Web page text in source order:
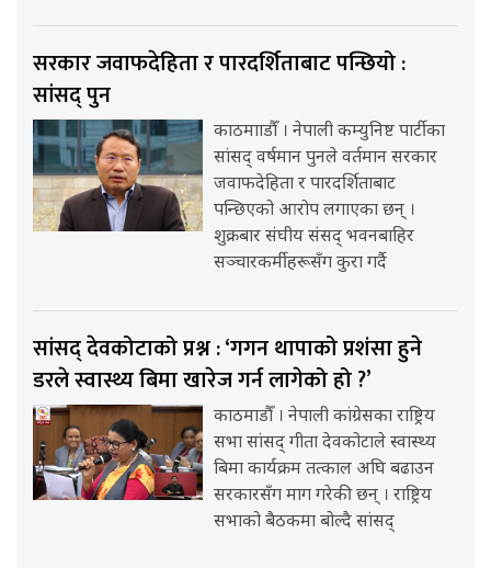
सरकार जवाफदेहिता र पारदर्शिताबाट पन्छियो :
सांसद् पुन
काठमााडौँ । नेपाली कम्युनिष्ट पार्टीका
सांसद् वर्षमान पुनले वर्तमान सरकार
जवाफदेहिता र पारदर्शिताबाट
पन्छिएको आरोप लगाएका छन् ।
शुक्रबार संघीय संसद् भवनबाहिर
सञ्चारकर्मीहरूसँग कुरा गर्दै
सांसद् देवकोटाको प्रश्न : ‘गगन थापाको प्रशंसा हुने
डरले स्वास्थ्य बिमा खारेज गर्न लागेको हो ?’
काठमाडौँ । नेपाली कांग्रेसका राष्ट्रिय
सभा सांसद् गीता देवकोटाले स्वास्थ्य
बिमा कार्यक्रम तत्काल अघि बढाउन
सरकारसँग माग गरेकी छन् । राष्ट्रिय
सभाको बैठकमा बोल्दै सांसद्